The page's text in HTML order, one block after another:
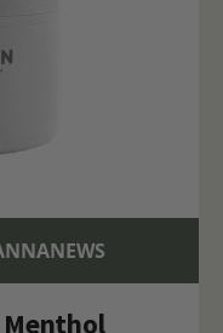
Menthol